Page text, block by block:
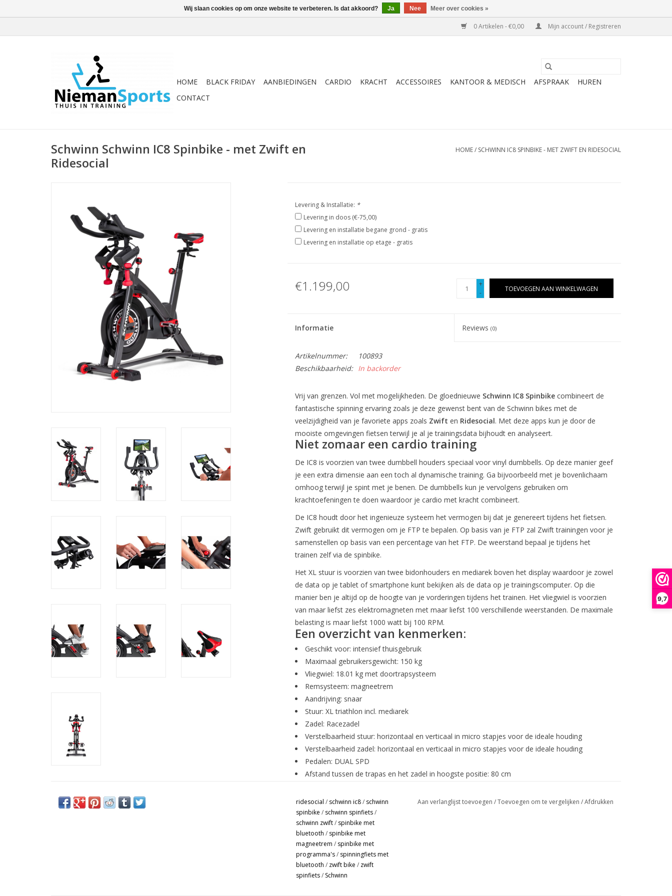
9,7
0 Artikelen - €0,00 Mijn account / Registreren
HOME BLACK FRIDAY AANBIEDINGEN CARDIO KRACHT ACCESSOIRES KANTOOR & MEDISCH AFSPRAAK
HUREN
CONTACT
Schwinn Schwinn IC8 Spinbike - met Zwift en
Ridesocial
HOME/ SCHWINN IC8 SPINBIKE - MET ZWIFT EN RIDESOCIAL
Levering & Installatie: *
Levering in doos (€-75,00)
Levering en installatie begane grond - gratis
Levering en installatie op etage - gratis
€1.199,00
+
-
TOEVOEGEN AAN WINKELWAGEN
Informatie Reviews(0)
Artikelnummer:
100893
Beschikbaarheid:
In backorder
Vrij van grenzen. Vol met mogelijkheden. De gloednieuwe Schwinn IC8 Spinbikecombineert de
fantastische spinning ervaring zoals je deze gewenst bent van de Schwinn bikes met de
veelzijdigheid van je favoriete apps zoals Zwift en Ridesocial. Met deze apps kun je door de
mooiste omgevingen fietsen terwijl je al je trainingsdata bijhoudt en analyseert.
Niet zomaar een cardio training
De IC8 is voorzien van twee dumbbell houders speciaal voor vinyl dumbbells. Op deze manier geef
je een extra dimensie aan een toch al dynamische training. Ga bijvoorbeeld met je bovenlichaam
omhoog terwijl je spint met je benen. De dumbbells kun je vervolgens gebruiken om
krachtoefeningen te doen waardoor je cardio met kracht combineert.
De IC8 houdt door het ingenieuze systeem het vermogen bij dat je genereert tijdens het fietsen.
Zwift gebruikt dit vermogen om je FTP te bepalen. Op basis van je FTP zal Zwift trainingen voor je
samenstellen op basis van een percentage van het FTP. De weerstand bepaal je tijdens het
trainen zelf via de spinbike.
Het XL stuur is voorzien van twee bidonhouders en mediarek boven het display waardoor je zowel
de data op je tablet of smartphone kunt bekijken als de data op je trainingscomputer. Op die
manier ben je altijd op de hoogte van je vorderingen tijdens het trainen. Het vliegwiel is voorzien
van maar liefst zes elektromagneten met maar liefst 100 verschillende weerstanden. De maximale
belasting is maar liefst 1000 watt bij 100 RPM.
Een overzicht van kenmerken:
Geschikt voor: intensief thuisgebruik
Maximaal gebruikersgewicht: 150 kg
Vliegwiel: 18.01 kg met doortrapsysteem
Remsysteem: magneetrem
Aandrijving: snaar
Stuur: XL triathlon incl. mediarek
Zadel: Racezadel
Verstelbaarheid stuur: horizontaal en verticaal in micro stapjes voor de ideale houding
Verstelbaarheid zadel: horizontaal en verticaal in micro stapjes voor de ideale houding
Pedalen: DUAL SPD
Afstand tussen de trapas en het zadel in hoogste positie: 80 cm
Gewicht van het product: 48.1 kg
Bidonhouder: ja, 2x.
Weerstandsniveaus: 100
Garantie: twee jaar aan huis
Trapas: driedelig
Monitor:
VR ready LCD display met zwarte achtergrondverlichting en toerenteller
ridesocial / schwinn ic8/ schwinn
spinbike / schwinn spinfiets/
schwinn zwift/ spinbike met
bluetooth / spinbike met
magneetrem / spinbike met
programma's/ spinningfiets met
bluetooth / zwift bike / zwift
spinfiets/ Schwinn
Aan verlanglijst toevoegen /Toevoegen om te vergelijken /Afdrukken
Wij slaan cookies op om onze website te verbeteren. Is dat akkoord? Ja Nee Meer over cookies »